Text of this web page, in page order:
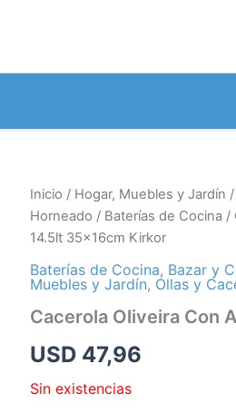
Inicio / Hogar, Muebles y Jardín /
Horneado / Baterías de Cocina /
14.5lt 35x16cm Kirkor
Baterías de Cocina, Bazar y
Muebles y Jardín, Ollas y
Cacerola Oliveira Con
USD 47,96
Sin existencias